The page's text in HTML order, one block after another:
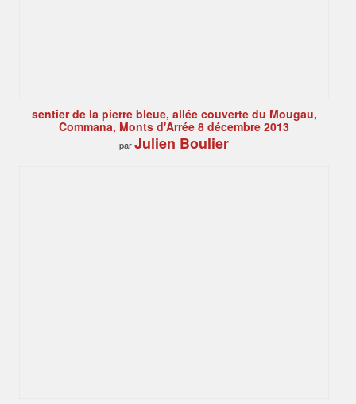
sentier de la pierre bleue, allée couverte du Mougau,
Commana, Monts d'Arrée 8 décembre 2013
parJulien Boulier